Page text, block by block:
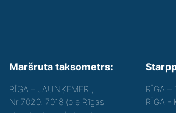
Maršruta taksometrs:
RĪGA – JAUNĶEMERI,
Nr.7020, 7018 (pie Rīgas
RĪGA –
RĪGA -